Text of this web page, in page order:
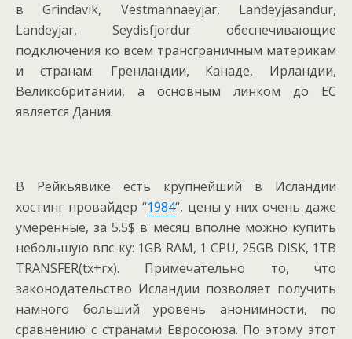
в Grindavik, Vestmannaeyjar, Landeyjasandur,
Landeyjar, Seydisfjordur обеспечивающие
подключения ко всем трансграничным материкам
и странам: Гренландии, Канаде, Ирландии,
Великобритании, а основным линком до ЕС
является Дания.
В Рейкьявике есть крупнейший в Исландии
хостинг провайдер “1984“, цены у них очень даже
умеренные, за 5.5$ в месяц вполне можно купить
небольшую впс-ку: 1GB RAM, 1 CPU, 25GB DISK, 1TB
TRANSFER(tx+rx). Примечательно то, что
законодательство Исландии позволяет получить
намного больший уровень анонимности, по
сравнению с странами Евросоюза. По этому этот